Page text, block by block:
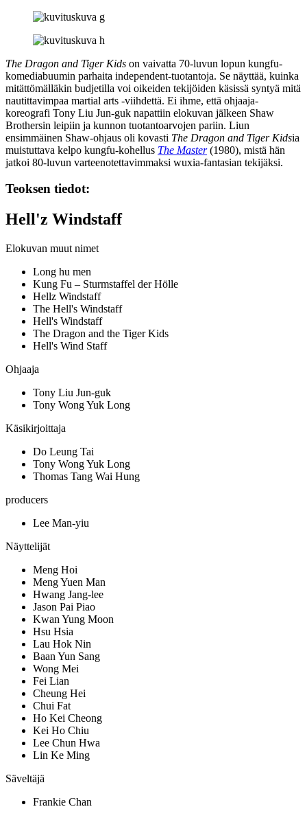
The Dragon and Tiger Kids on vaivatta 70‑luvun lopun kungfu-
komediabuumin parhaita independent-tuotantoja. Se näyttää, kuinka
mitättömälläkin budjetilla voi oikeiden tekijöiden käsissä syntyä mitä
nautittavimpaa martial arts ‑viihdettä. Ei ihme, että ohjaaja-
koreografi Tony Liu Jun‑guk napattiin elokuvan jälkeen Shaw
Brothersin leipiin ja kunnon tuotantoarvojen pariin. Liun
ensimmäinen Shaw-ohjaus oli kovasti The Dragon and Tiger Kidsia
muistuttava kelpo kungfu-kohellus The Master(1980), mistä hän
jatkoi 80‑luvun varteenotettavimmaksi wuxia-fantasian tekijäksi.
Teoksen tiedot:
Hell'z Windstaff
Elokuvan muut nimet
Long hu men
Kung Fu – Sturmstaffel der Hölle
Hellz Windstaff
The Hell's Windstaff
Hell's Windstaff
The Dragon and the Tiger Kids
Hell's Wind Staff
Ohjaaja
Tony Liu Jun-guk
Tony Wong Yuk Long
Käsikirjoittaja
Do Leung Tai
Tony Wong Yuk Long
Thomas Tang Wai Hung
producers
Lee Man-yiu
Näyttelijät
Meng Hoi
Meng Yuen Man
Hwang Jang-lee
Jason Pai Piao
Kwan Yung Moon
Hsu Hsia
Lau Hok Nin
Baan Yun Sang
Wong Mei
Fei Lian
Cheung Hei
Chui Fat
Ho Kei Cheong
Kei Ho Chiu
Lee Chun Hwa
Lin Ke Ming
Säveltäjä
Frankie Chan